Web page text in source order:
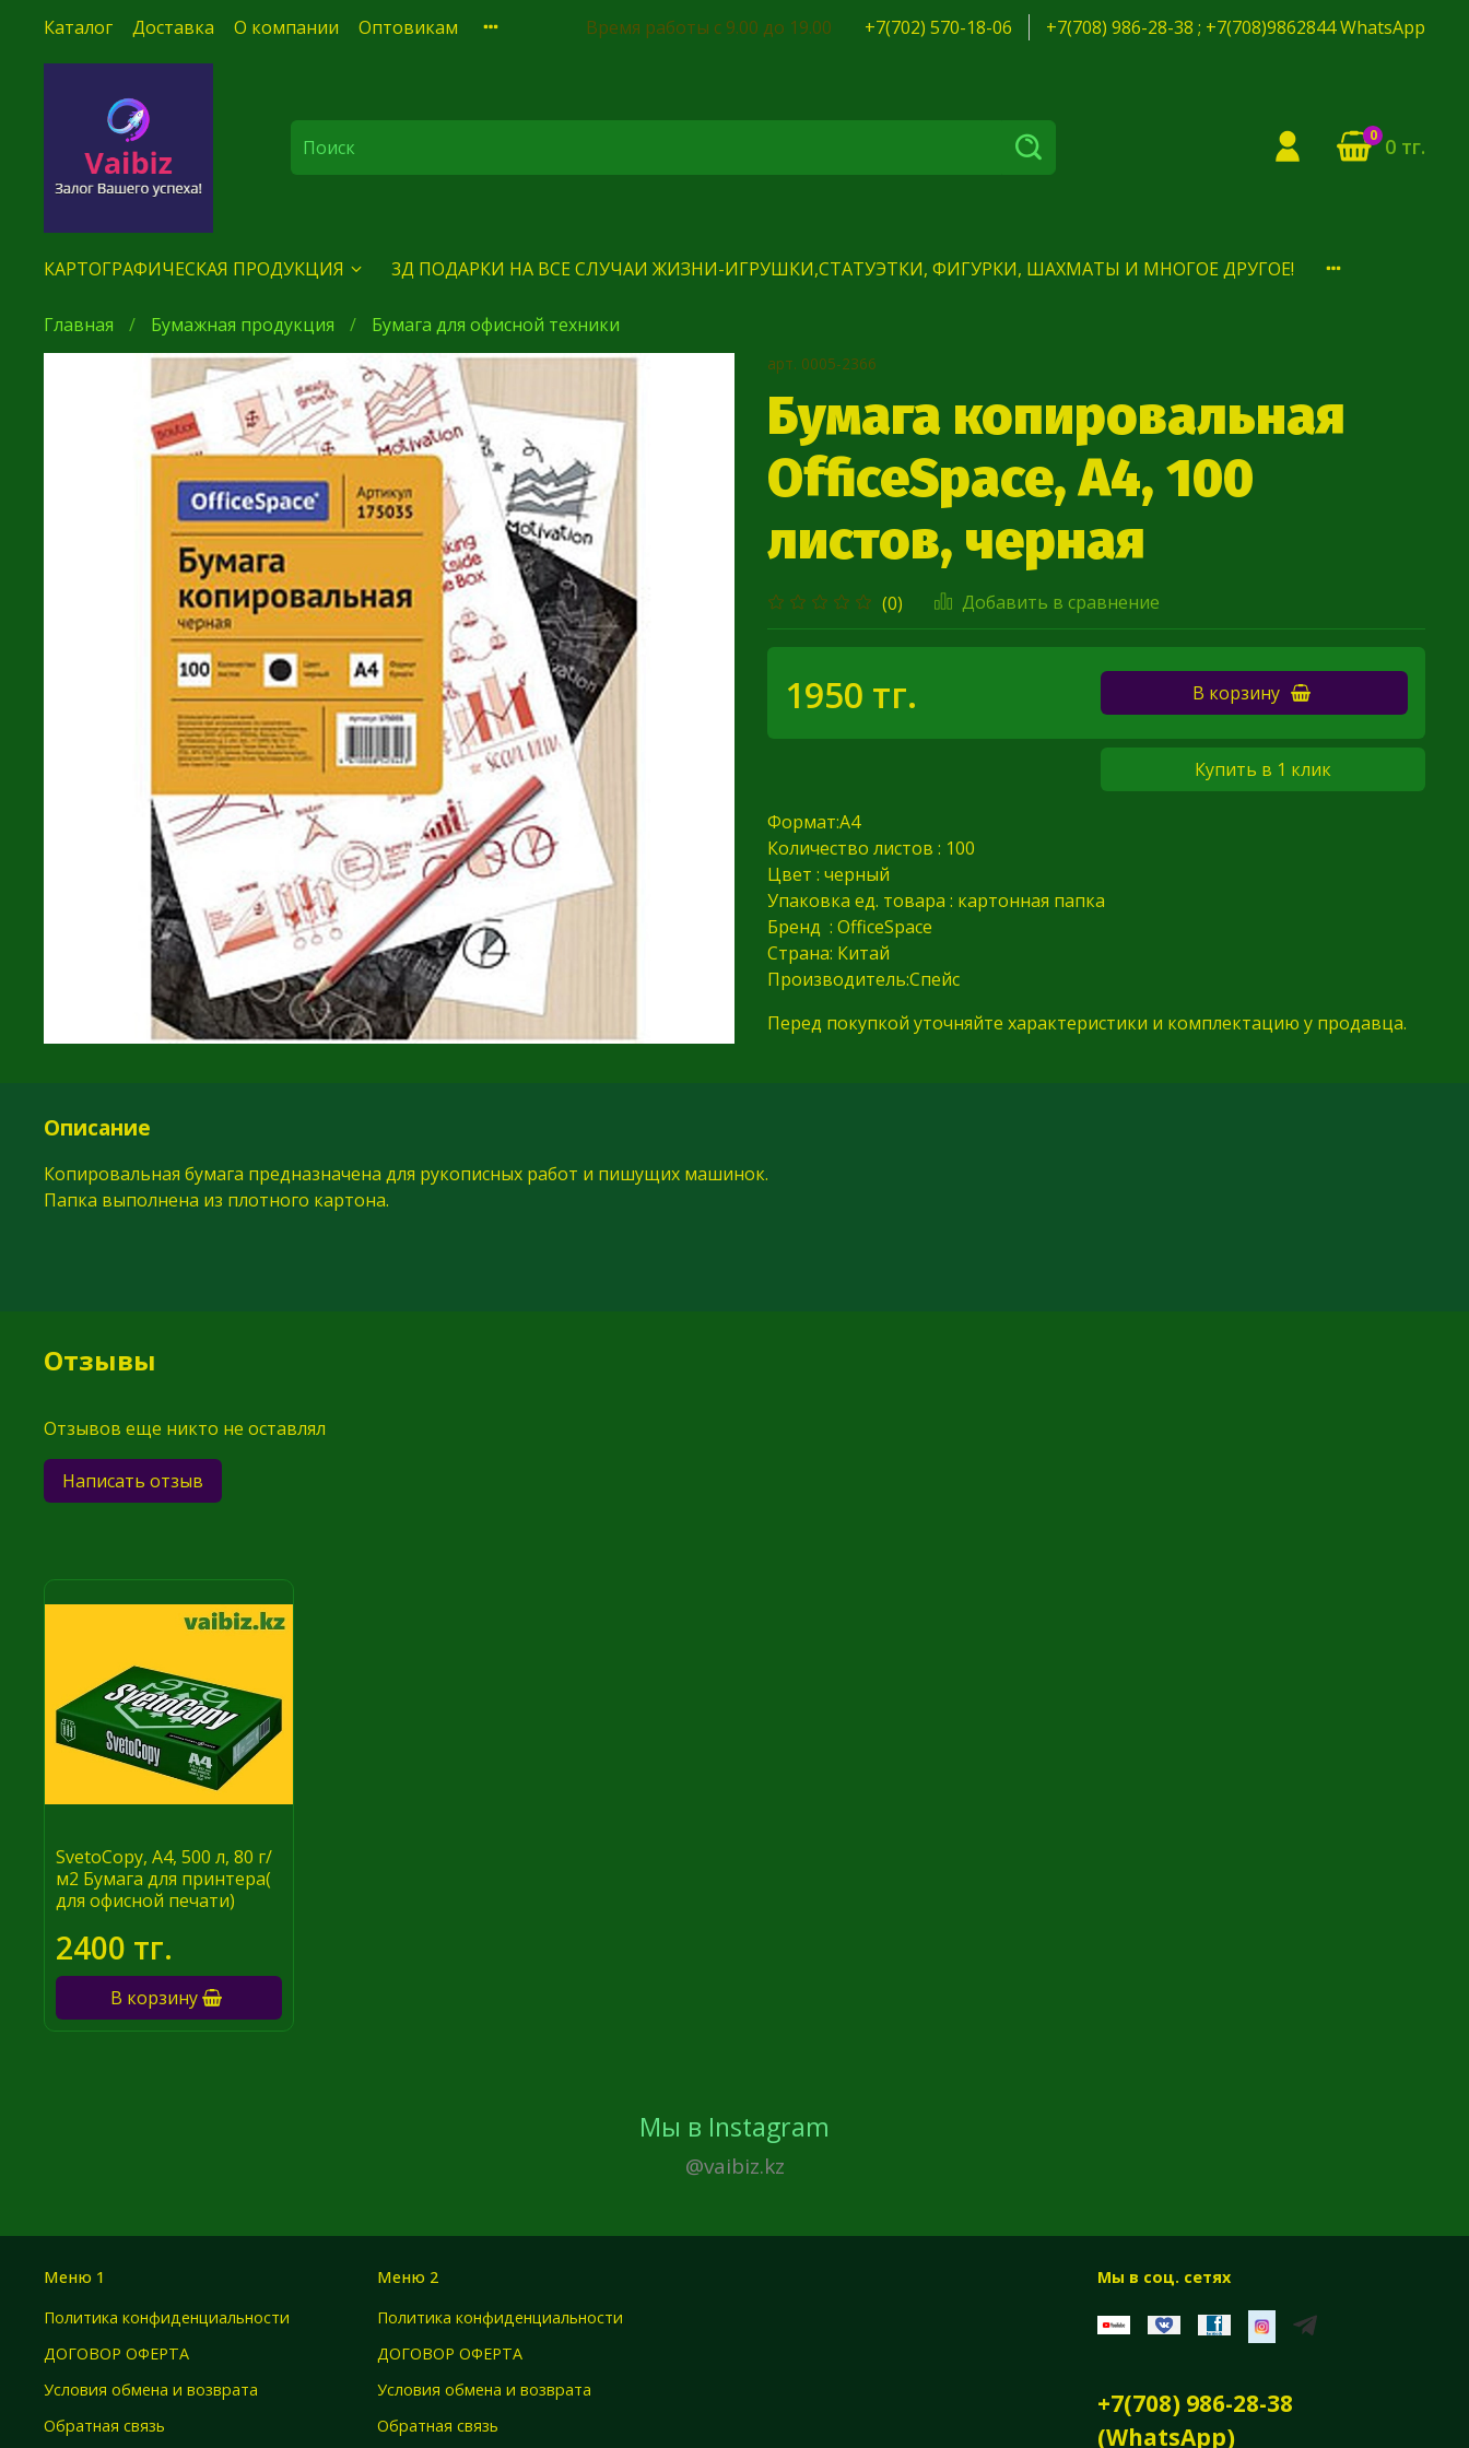
Каталог Доставка О компании Оптовикам Время работы с 9.00 до 19.00 +7(702) 570-18-06 +7(708) 986-28-38 ; +7(708)9862844 WhatsApp
0 0 тг.
КАРТОГРАФИЧЕСКАЯ ПРОДУКЦИЯ 3Д ПОДАРКИ НА ВСЕ СЛУЧАИ ЖИЗНИ-ИГРУШКИ,СТАТУЭТКИ, ФИГУРКИ, ШАХМАТЫ И МНОГОЕ ДРУГОЕ!
Главная Бумажная продукция Бумага для офисной техники
арт. 0005-2366
Бумага копировальная
OfficeSpace, А4, 100
листов, черная
(0) Добавить в сравнение
1950 тг. В корзину
Купить в 1 клик
Формат:A4
Количество листов : 100
Цвет : черный
Упаковка ед. товара : картонная папка
Бренд : OfficeSpace
Страна: Китай
Производитель:Спейс
Перед покупкой уточняйте характеристики и комплектацию у продавца.
Описание
Копировальная бумага предназначена для рукописных работ и пишущих машинок.
Папка выполнена из плотного картона.
Отзывы
Отзывов еще никто не оставлял
Написать отзыв
SvetoCopy, A4, 500 л, 80 г/
м2 Бумага для принтера(
для офисной печати)
2400 тг.
В корзину
Мы в Instagram
@vaibiz.kz
Меню 1
Политика конфиденциальности
ДОГОВОР ОФЕРТА
Условия обмена и возврата
Обратная связь
Меню 2
Политика конфиденциальности
ДОГОВОР ОФЕРТА
Условия обмена и возврата
Обратная связь
Мы в соц. сетях
+7(708) 986-28-38
(WhatsApp)